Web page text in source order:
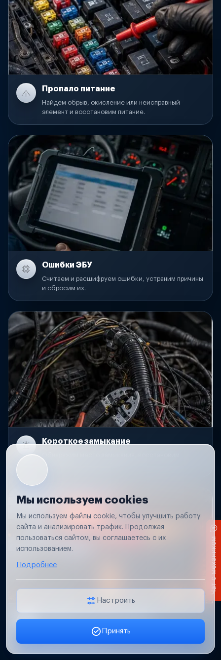
Пропало питание
Найдем обрыв, окисление или неисправный
элемент и восстановим питание.
Ошибки ЭБУ
Считаем и расшифруем ошибки, устраним причины
и сбросим их.
Короткое замыкание
проводку и защиту цепей.
Не работает свет прицепа
Проверим проводку и разъемы, восстановим
Мы используем cookies
Мы используем файлы cookie, чтобы улучшить работу
сайта и анализировать трафик. Продолжая
пользоваться сайтом, вы соглашаетесь с их
использованием.
Подробнее
Настроить
Принять
Заявка онлайн
Чат с механиком